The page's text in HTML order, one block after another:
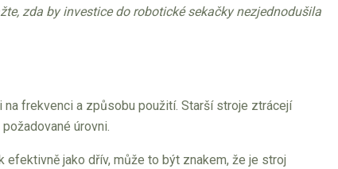
zda by investice do robotické sekačky nezjednodušila
frekvenci a způsobu použití. Starší stroje ztrácejí
úrovni.
efektivně jako dřív, může to být znakem, že je stroj